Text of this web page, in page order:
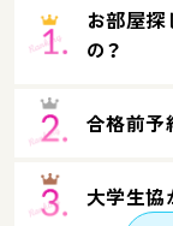
お部屋探
の？
合格前予
大学生協